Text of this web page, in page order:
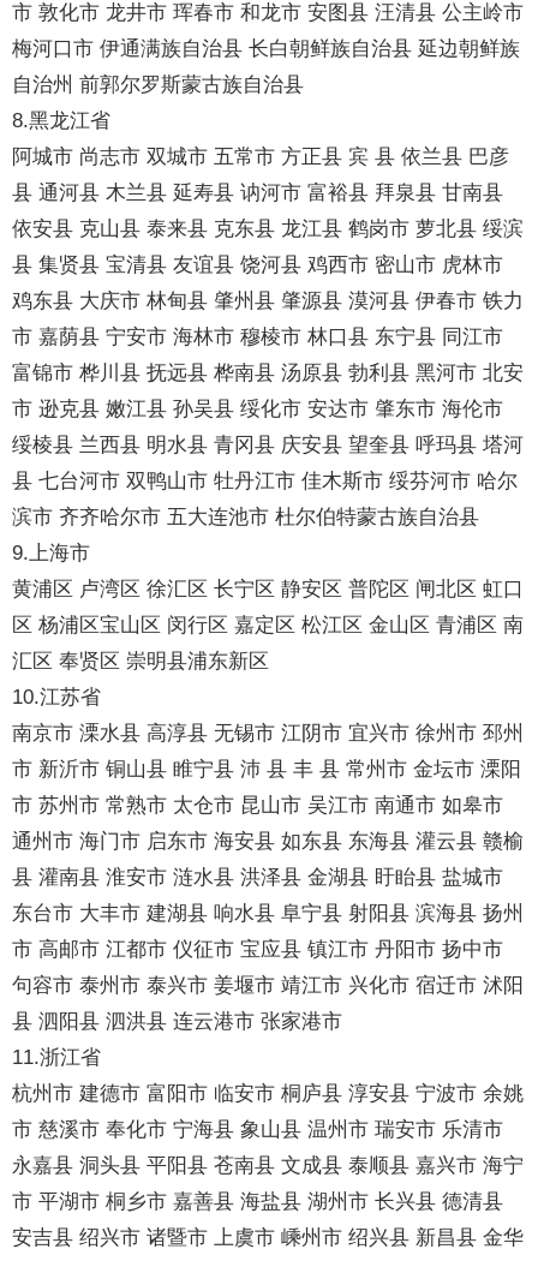
市 敦化市 龙井市 珲春市 和龙市 安图县 汪清县 公主岭市
梅河口市 伊通满族自治县 长白朝鲜族自治县 延边朝鲜族
自治州 前郭尔罗斯蒙古族自治县
8.黑龙江省
阿城市 尚志市 双城市 五常市 方正县 宾 县 依兰县 巴彦
县 通河县 木兰县 延寿县 讷河市 富裕县 拜泉县 甘南县
依安县 克山县 泰来县 克东县 龙江县 鹤岗市 萝北县 绥滨
县 集贤县 宝清县 友谊县 饶河县 鸡西市 密山市 虎林市
鸡东县 大庆市 林甸县 肇州县 肇源县 漠河县 伊春市 铁力
市 嘉荫县 宁安市 海林市 穆棱市 林口县 东宁县 同江市
富锦市 桦川县 抚远县 桦南县 汤原县 勃利县 黑河市 北安
市 逊克县 嫩江县 孙吴县 绥化市 安达市 肇东市 海伦市
绥棱县 兰西县 明水县 青冈县 庆安县 望奎县 呼玛县 塔河
县 七台河市 双鸭山市 牡丹江市 佳木斯市 绥芬河市 哈尔
滨市 齐齐哈尔市 五大连池市 杜尔伯特蒙古族自治县
9.上海市
黄浦区 卢湾区 徐汇区 长宁区 静安区 普陀区 闸北区 虹口
区 杨浦区宝山区 闵行区 嘉定区 松江区 金山区 青浦区 南
汇区 奉贤区 崇明县浦东新区
10.江苏省
南京市 溧水县 高淳县 无锡市 江阴市 宜兴市 徐州市 邳州
市 新沂市 铜山县 睢宁县 沛 县 丰 县 常州市 金坛市 溧阳
市 苏州市 常熟市 太仓市 昆山市 吴江市 南通市 如皋市
通州市 海门市 启东市 海安县 如东县 东海县 灌云县 赣榆
县 灌南县 淮安市 涟水县 洪泽县 金湖县 盱眙县 盐城市
东台市 大丰市 建湖县 响水县 阜宁县 射阳县 滨海县 扬州
市 高邮市 江都市 仪征市 宝应县 镇江市 丹阳市 扬中市
句容市 泰州市 泰兴市 姜堰市 靖江市 兴化市 宿迁市 沭阳
县 泗阳县 泗洪县 连云港市 张家港市
11.浙江省
杭州市 建德市 富阳市 临安市 桐庐县 淳安县 宁波市 余姚
市 慈溪市 奉化市 宁海县 象山县 温州市 瑞安市 乐清市
永嘉县 洞头县 平阳县 苍南县 文成县 泰顺县 嘉兴市 海宁
市 平湖市 桐乡市 嘉善县 海盐县 湖州市 长兴县 德清县
安吉县 绍兴市 诸暨市 上虞市 嵊州市 绍兴县 新昌县 金华